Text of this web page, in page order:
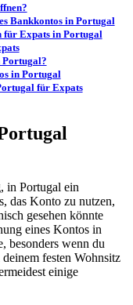
Bankkontos in Portugal
für Expats in Portugal
Portugal?
in Portugal
für Expats
in Portugal ein
das Konto zu nutzen,
gesehen könnte
eines Kontos in
besonders wenn du
festen Wohnsitz
einige